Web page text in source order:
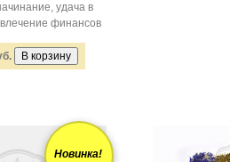
удача в
финансов
Новинка!